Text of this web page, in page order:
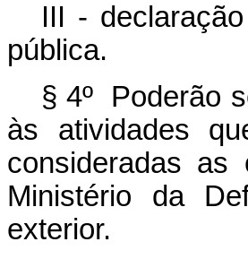
III -
pública.
§ 4º Poderão
às atividades
consideradas as
Ministério da
exterior.